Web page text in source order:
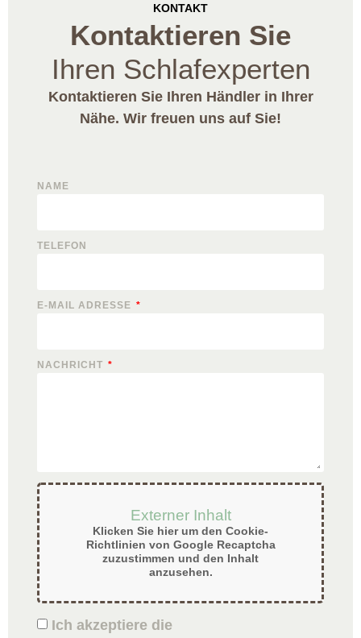
KONTAKT
Kontaktieren Sie
Ihren Schlafexperten
Kontaktieren Sie Ihren Händler in Ihrer
Nähe. Wir freuen uns auf Sie!
NAME
TELEFON
E-MAIL ADRESSE
NACHRICHT
Externer Inhalt
Klicken Sie hier um den Cookie-
Richtlinien von Google Recaptcha
zuzustimmen und den Inhalt
anzusehen.
Ich akzeptiere die